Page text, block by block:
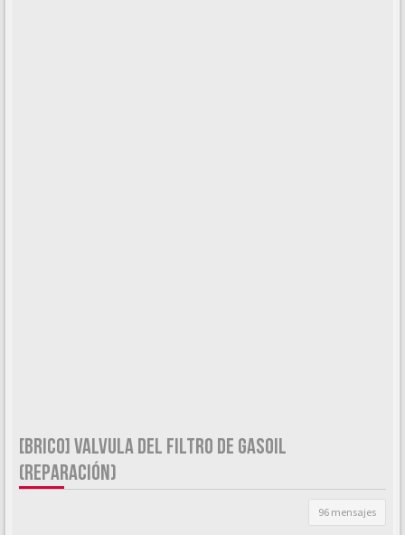
[BRICO] VALVULA DEL FILTRO DE GASOIL
(REPARACIÓN)
96 mensajes